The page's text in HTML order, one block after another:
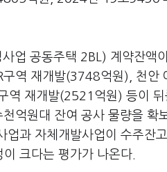
업 공동주택 2BL) 계약잔액
역 재개발(3748억원), 천안
재개발(2521억원) 등이 뒤
억원대 잔여 공사 물량을 확
과 자체개발사업이 수주잔
크다는 평가가 나온다.